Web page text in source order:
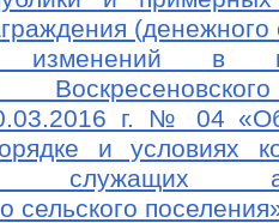
в
г. № 04
и условиях
служащих
сельского